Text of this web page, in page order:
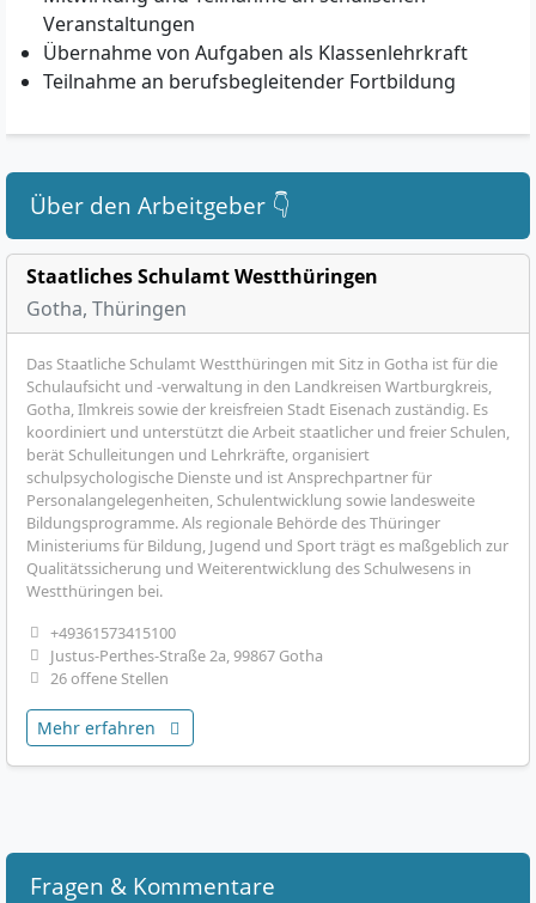
Veranstaltungen
Übernahme von Aufgaben als Klassenlehrkraft
Teilnahme an berufsbegleitender Fortbildung
Über den Arbeitgeber 👇
Staatliches Schulamt Westthüringen
Gotha, Thüringen
Das Staatliche Schulamt Westthüringen mit Sitz in Gotha ist für die
Schulaufsicht und -verwaltung in den Landkreisen Wartburgkreis,
Gotha, Ilmkreis sowie der kreisfreien Stadt Eisenach zuständig. Es
koordiniert und unterstützt die Arbeit staatlicher und freier Schulen,
berät Schulleitungen und Lehrkräfte, organisiert
schulpsychologische Dienste und ist Ansprechpartner für
Personalangelegenheiten, Schulentwicklung sowie landesweite
Bildungsprogramme. Als regionale Behörde des Thüringer
Ministeriums für Bildung, Jugend und Sport trägt es maßgeblich zur
Qualitätssicherung und Weiterentwicklung des Schulwesens in
Westthüringen bei.
+49361573415100
Justus-Perthes-Straße 2a, 99867 Gotha
26 offene Stellen
Mehr erfahren
Fragen & Kommentare